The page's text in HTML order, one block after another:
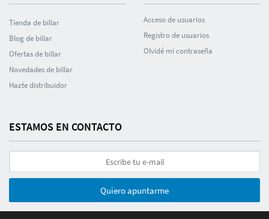
Tienda de billar
Blog de billar
Ofertas de billar
Novedades de billar
Hazte distribuidor
Acceso de usuarios
Registro de usuarios
Olvidé mi contraseña
ESTAMOS EN CONTACTO
Quiero apuntarme